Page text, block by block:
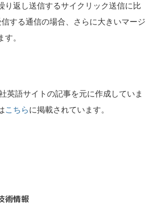
り返し送信するサイクリック送信に比
する通信の場合、さらに大きいマージ
す。
英語サイトの記事を元に作成していま
こちらに掲載されています。
術情報